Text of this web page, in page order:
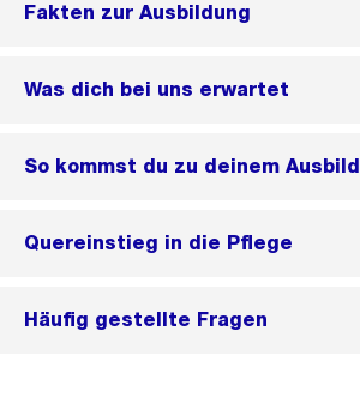
Fakten zur Ausbildung
Was dich bei uns erwartet
So kommst du zu deinem
Quereinstieg in die Pflege
Häufig gestellte Fragen